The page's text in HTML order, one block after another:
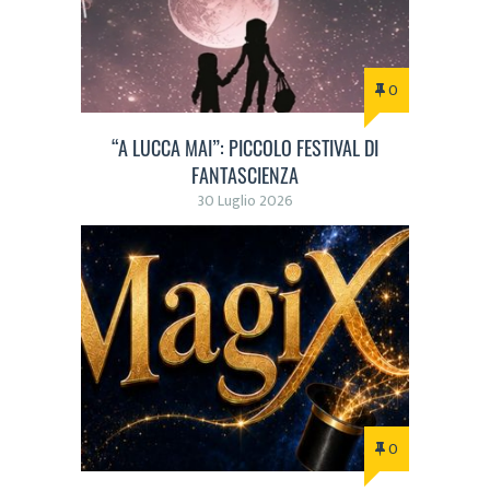
0
“A LUCCA MAI”: PICCOLO FESTIVAL DI
FANTASCIENZA
30 Luglio 2026
0